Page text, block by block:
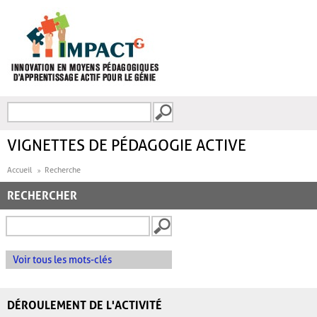
FORMULAIRE DE
VIGNETTES DE PÉDAGOGIE ACTIVE
Accueil Recherche
RECHERCHER
Voir tous les mots-clés
DÉROULEMENT DE L'ACTIVITÉ